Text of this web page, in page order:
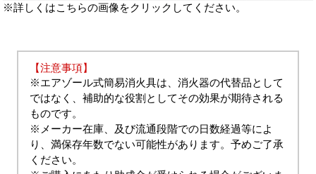
※詳しくはこちらの画像をクリックしてください。
【注意事項】
※エアゾール式簡易消火具は、消火器の代替品として
ではなく、補助的な役割としてその効果が期待される
ものです。
※メーカー在庫、及び流通段階での日数経過等によ
り、満保存年数でない可能性があります。予めご了承
ください。